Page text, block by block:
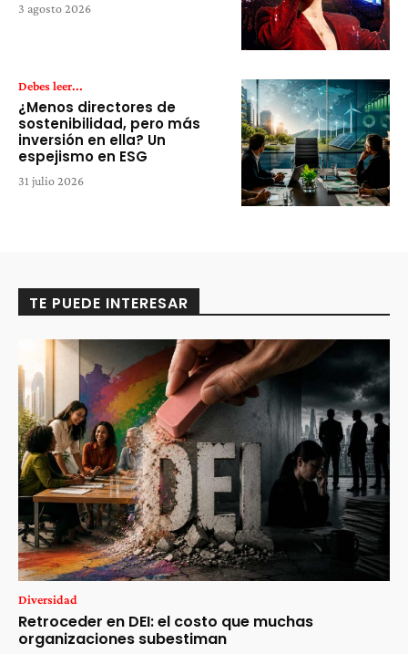
3 agosto 2026
Debes leer...
¿Menos directores de
sostenibilidad, pero más
inversión en ella? Un
espejismo en ESG
31 julio 2026
TE PUEDE INTERESAR
Diversidad
Retroceder en DEI: el costo que muchas
organizaciones subestiman